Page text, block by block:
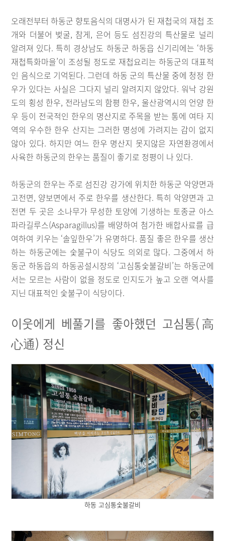
오래전부터 하동군 향토음식의 대명사가 된 재첩국의 재첩 조
개와 더불어 벚굴, 참게, 은어 등도 섬진강의 특산물로 널리
알려져 있다. 특히 경상남도 하동군 하동읍 신기리에는 ‘하동
재첩특화마을’이 조성될 정도로 재첩요리는 하동군의 대표적
인 음식으로 기억된다. 그런데 하동 군의 특산물 중에 청정 한
우가 있다는 사실은 그다지 널리 알려지지 않았다. 워낙 강원
도의 횡성 한우, 전라남도의 함평 한우, 울산광역시의 언양 한
우 등이 전국적인 한우의 명산지로 주목을 받는 통에 여타 지
역의 우수한 한우 산지는 그러한 명성에 가려지는 감이 없지
않아 있다. 하지만 여느 한우 명산지 못지않은 자연환경에서
사육한 하동군의 한우는 품질이 좋기로 정평이 나 있다.
하동군의 한우는 주로 섬진강 강가에 위치한 하동군 악양면과
고전면, 양보면에서 주로 한우를 생산한다. 특히 악양면과 고
전면 두 곳은 소나무가 무성한 토양에 기생하는 토종균 아스
파라길루스(Asparagillus)를 배양하여 첨가한 배합사료를 급
여하여 키우는 ‘솔잎한우’가 유명하다. 품질 좋은 한우를 생산
하는 하동군에는 숯불구이 식당도 의외로 많다. 그중에서 하
동군 하동읍의 하동공설시장의 ‘고심통숯불갈비’는 하동군에
서는 모르는 사람이 없을 정도로 인지도가 높고 오랜 역사를
지닌 대표적인 숯불구이 식당이다.
이웃에게 베풀기를 좋아했던 고심통(高
心通) 정신
하동 고심통숯불갈비